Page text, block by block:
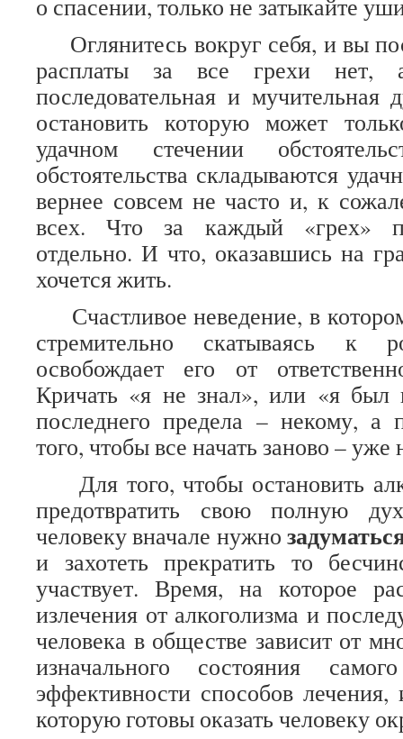
о спасении, только не затыкайте
Оглянитесь вокруг себя, и вы
расплаты за все грехи нет,
последовательная и мучительная
остановить которую может
удачном стечении
обстоятельства складываются
вернее совсем не часто и, к
всех. Что за каждый «грех»
отдельно. И что, оказавшись на
хочется жить.
Счастливое неведение, в
стремительно скатываясь к
освобождает его от
Кричать «я не знал», или «я был
последнего предела – некому, а
того, чтобы все начать заново –
Для того, чтобы остановить
предотвратить свою полную
человеку вначале нужно
и захотеть прекратить то
участвует. Время, на которое
излечения от алкоголизма и
человека в обществе зависит от
изначального состояния
эффективности способов
которую готовы оказать человеку